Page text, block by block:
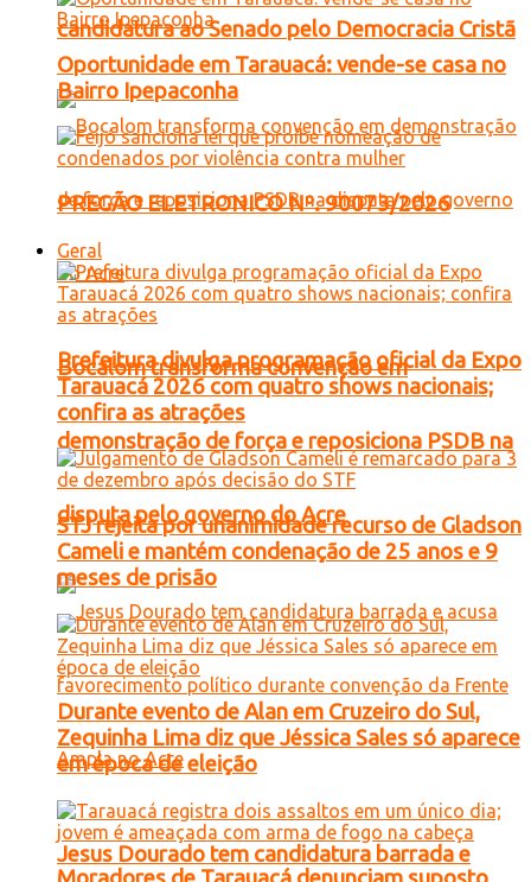
candidatura ao Senado pelo Democracia Cristã
Bocalom transforma convenção em
demonstração de força e reposiciona PSDB na
disputa pelo governo do Acre
Jesus Dourado tem candidatura barrada e
Oportunidade em Tarauacá: vende-se casa no
Bairro Ipepaconha
PREGÃO ELETRONICO Nº. 90073/2026
Geral
Prefeitura divulga programação oficial da Expo
Tarauacá 2026 com quatro shows nacionais;
confira as atrações
STJ rejeita por unanimidade recurso de Gladson
Cameli e mantém condenação de 25 anos e 9
meses de prisão
Durante evento de Alan em Cruzeiro do Sul,
Zequinha Lima diz que Jéssica Sales só aparece
em época de eleição